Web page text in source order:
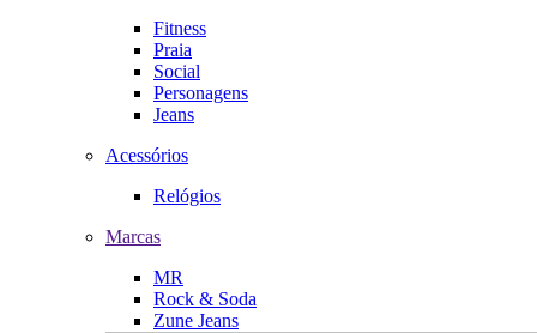
Fitness
Praia
Social
Personagens
Jeans
Acessórios
Relógios
Marcas
MR
Rock & Soda
Zune Jeans